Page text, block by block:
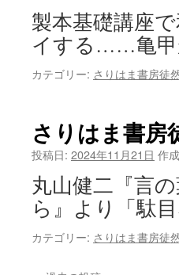
製本基礎講座
イする……亀
カテゴリー: さりはま書房徒
さりはま書房
投稿日: 2024年11月21日 作
丸山健二『言
ら』より「駄
カテゴリー: さりはま書房徒